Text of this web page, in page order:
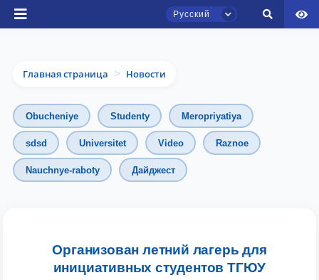
Русский
Главная страница > Новости
Obucheniye Studenty Meropriyatiya
sdsd Universitet Video Raznoe
Nauchnye-raboty Дайджест
Организован летний лагерь для
инициативных студентов ТГЮУ
Чат приёмной комиссии ТГЮУ
Онлайн
Оставляйте здесь свои обращения по